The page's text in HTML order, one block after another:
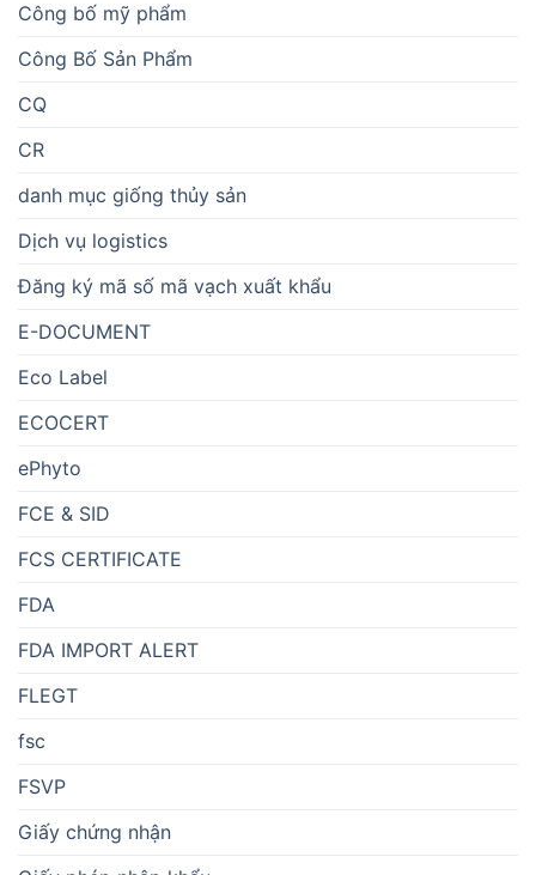
Công bố mỹ phẩm
Công Bố Sản Phẩm
CQ
CR
danh mục giống thủy sản
Dịch vụ logistics
Đăng ký mã số mã vạch xuất khẩu
E-DOCUMENT
Eco Label
ECOCERT
ePhyto
FCE & SID
FCS CERTIFICATE
FDA
FDA IMPORT ALERT
FLEGT
fsc
FSVP
Giấy chứng nhận